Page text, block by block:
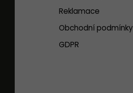
Reklamace
Obchodní podmínky
GDPR